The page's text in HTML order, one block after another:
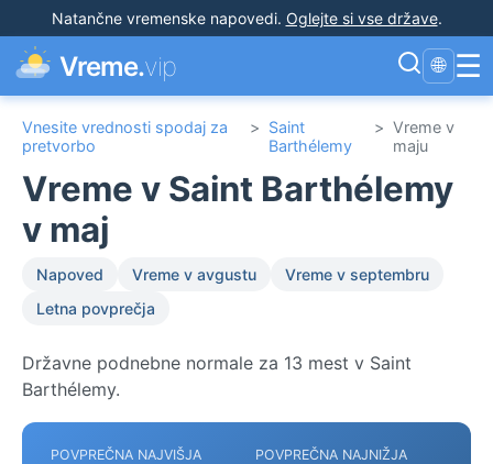
Natančne vremenske napovedi. Oglejte si vse države.
Vreme.vip 🌐 ☰
Vnesite vrednosti spodaj za
pretvorbo
> Saint
Barthélemy
> Vreme v
maju
Vreme v Saint Barthélemy
v maj
Napoved Vreme v avgustu
Vreme v septembru
Letna povprečja
Državne podnebne normale za 13 mest v Saint
Barthélemy.
POVPREČNA NAJVIŠJA POVPREČNA NAJNIŽJA